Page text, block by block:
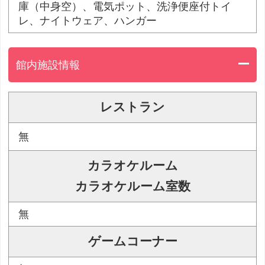
庫（中身空）、電気ポット、洗浄便座付トイ
レ、ナイトウェア、ハンガー
館内施設情報
レストラン
無
カラオケルーム
カラオケルーム室数
無
ゲームコーナー